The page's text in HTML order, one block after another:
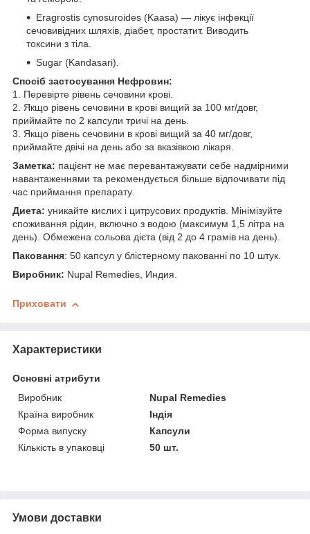
Eragrostis cynosuroides (Kaasa) — лікує інфекції
сечовивідних шляхів, діабет, простатит. Виводить
токсини з тіла.
Sugar (Kandasari).
Спосіб застосування Нефровин:
1. Перевірте рівень сечовини крові.
2. Якщо рівень сечовини в крові вищий за 100 мг/довг,
приймайте по 2 капсули тричі на день.
3. Якщо рівень сечовини в крові вищий за 40 мг/довг,
приймайте двічі на день або за вказівкою лікаря.
Заметка: пацієнт не має перевантажувати себе надмірними
навантаженнями та рекомендується більше відпочивати під
час приймання препарату.
Диета: уникайте кислих і цитрусових продуктів. Мінімізуйте
споживання рідин, включно з водою (максимум 1,5 літра на
день). Обмежена сольова дієта (від 2 до 4 грамів на день).
Паковання: 50 капсул у блістерному пакованні по 10 штук.
Виробник: Nupal Remedies, Индия.
Приховати
Характеристики
Основні атрибути
Виробник
Nupal Remedies
Країна виробник
Індія
Форма випуску
Капсули
Кількість в упаковці
50 шт.
Умови доставки